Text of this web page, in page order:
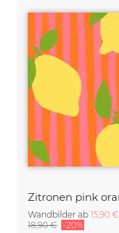
Wandbilder ab 15,90 €
18,90 € -20%